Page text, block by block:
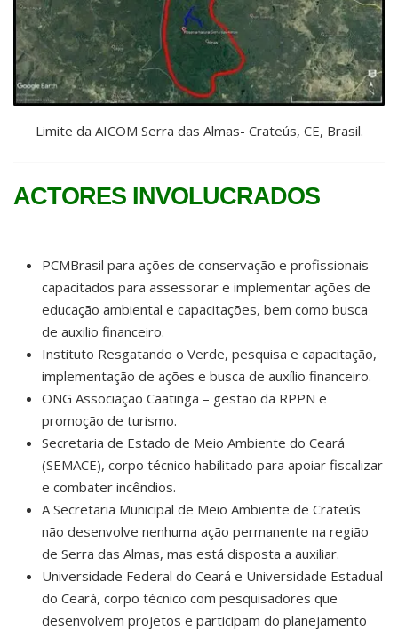
Limite da AICOM Serra das Almas- Crateús, CE, Brasil.
ACTORES INVOLUCRADOS
PCMBrasil para ações de conservação e profissionais
capacitados para assessorar e implementar ações de
educação ambiental e capacitações, bem como busca
de auxilio financeiro.
Instituto Resgatando o Verde, pesquisa e capacitação,
implementação de ações e busca de auxílio financeiro.
ONG Associação Caatinga – gestão da RPPN e
promoção de turismo.
Secretaria de Estado de Meio Ambiente do Ceará
(SEMACE), corpo técnico habilitado para apoiar fiscalizar
e combater incêndios.
A Secretaria Municipal de Meio Ambiente de Crateús
não desenvolve nenhuma ação permanente na região
de Serra das Almas, mas está disposta a auxiliar.
Universidade Federal do Ceará e Universidade Estadual
do Ceará, corpo técnico com pesquisadores que
desenvolvem projetos e participam do planejamento